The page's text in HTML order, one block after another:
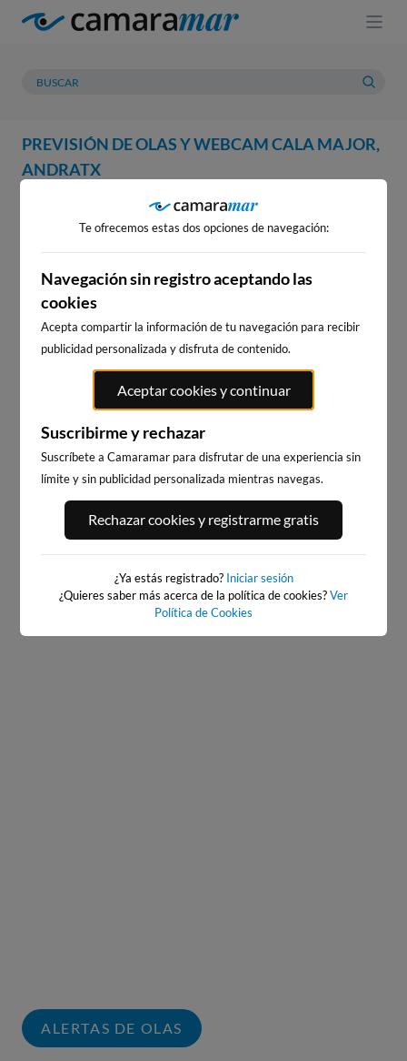
PREVISIÓN DE OLAS Y WEBCAM CALA MAJOR,
ANDRATX
PREVISIÓN METEOROLOGÍA
WEBCAM CALA MAJOR,
ANDRATX
WEBCAMS CERCANAS
PORT ANDRATX
4km · Andratx
PLAYA DE SITGES
0.0 m CHOPI
ALERTAS DE OLAS
Te ofrecemos estas dos opciones de navegación:
Navegación sin registro aceptando las
cookies
Acepta compartir la información de tu navegación para recibir
publicidad personalizada y disfruta de contenido.
Aceptar cookies y continuar
Suscribirme y rechazar
Suscríbete a Camaramar para disfrutar de una experiencia sin
límite y sin publicidad personalizada mientras navegas.
Rechazar cookies y registrarme gratis
¿Ya estás registrado? Iniciar sesión
¿Quieres saber más acerca de la política de cookies?Ver
Política de Cookies